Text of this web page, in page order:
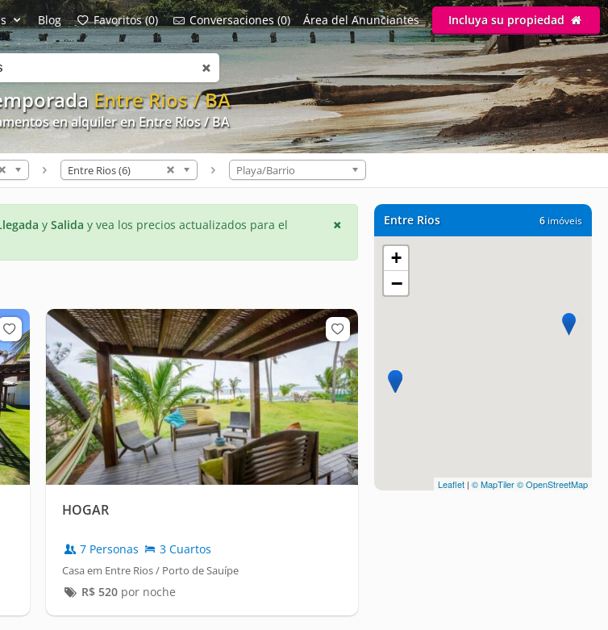
Entre Rios / BA
en alquiler en Entre Rios / BA
Blog Favoritos (0) Conversaciones (0) Área del Anunciantes Incluya su propiedad
Entre Rios (6) Playa/Barrio
6imóveis
Entre Rios
+
−
Leaflet | © MapTiler© OpenStreetMap
y Salida y vea los precios actualizados para el
HOGAR
7 Personas 3 Cuartos
Casa em Entre Rios / Porto de Sauípe
R$ 520por noche